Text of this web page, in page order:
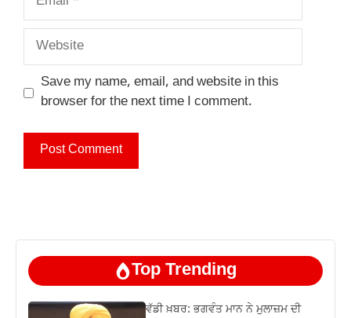
Website
Save my name, email, and website in this
browser for the next time I comment.
Top Trending
ਵੱਡੀ ਖ਼ਬਰ: ਭਗਵੰਤ ਮਾਨ ਨੇ ਮੁਲਾਜ਼ਮ ਦੀ